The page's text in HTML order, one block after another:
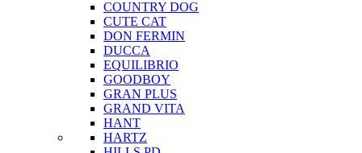
COUNTRY DOG
CUTE CAT
DON FERMIN
DUCCA
EQUILIBRIO
GOODBOY
GRAN PLUS
GRAND VITA
HANT
HARTZ